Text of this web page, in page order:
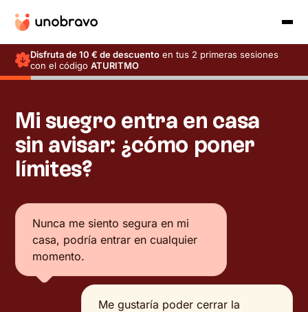
Disfruta de 10 € de descuento en tus 2 primeras sesiones
con el códigoATURITMO
Mi suegro entra en casa
sin avisar: ¿cómo poner
límites?
Nunca me siento segura en mi
casa, podría entrar en cualquier
momento.
Me gustaría poder cerrar la